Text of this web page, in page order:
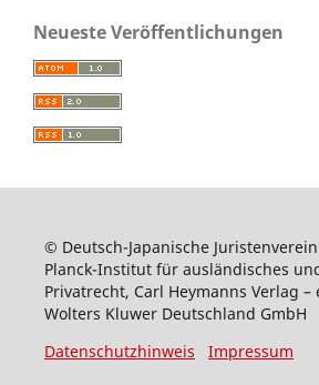
Neueste Veröffentlichungen
© Deutsch-Japanische
Planck-Institut für ausländisches
Privatrecht, Carl Heymanns Verlag –
Wolters Kluwer Deutschland GmbH
Datenschutzhinweis
Impressum